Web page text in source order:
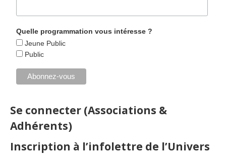
Quelle programmation vous intéresse ?
Jeune Public
Public
Se connecter (Associations &
Adhérents)
Inscription à l’infolettre de l’Univers